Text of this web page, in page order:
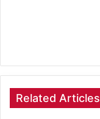
Related Articles